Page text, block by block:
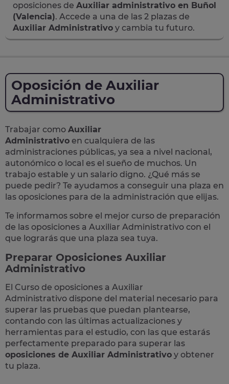
oposiciones de Auxiliar administrativo en Buñol
(Valencia). Accede a una de las 2 plazas de
Auxiliar Administrativo y cambia tu futuro.
Oposición de Auxiliar
Administrativo
Trabajar como Auxiliar
Administrativo en cualquiera de las
administraciones públicas, ya sea a nivel nacional,
autonómico o local es el sueño de muchos. Un
trabajo estable y un salario digno. ¿Qué más se
puede pedir? Te ayudamos a conseguir una plaza en
las oposiciones para de la administración que elijas.
Te informamos sobre el mejor curso de preparación
de las oposiciones a Auxiliar Administrativo con el
que lograrás que una plaza sea tuya.
Preparar Oposiciones Auxiliar
Administrativo
El Curso de oposiciones a Auxiliar
Administrativo dispone del material necesario para
superar las pruebas que puedan plantearse,
contando con las últimas actualizaciones y
herramientas para el estudio, con las que estarás
perfectamente preparado para superar las
oposiciones de Auxiliar Administrativo y obtener
tu plaza.